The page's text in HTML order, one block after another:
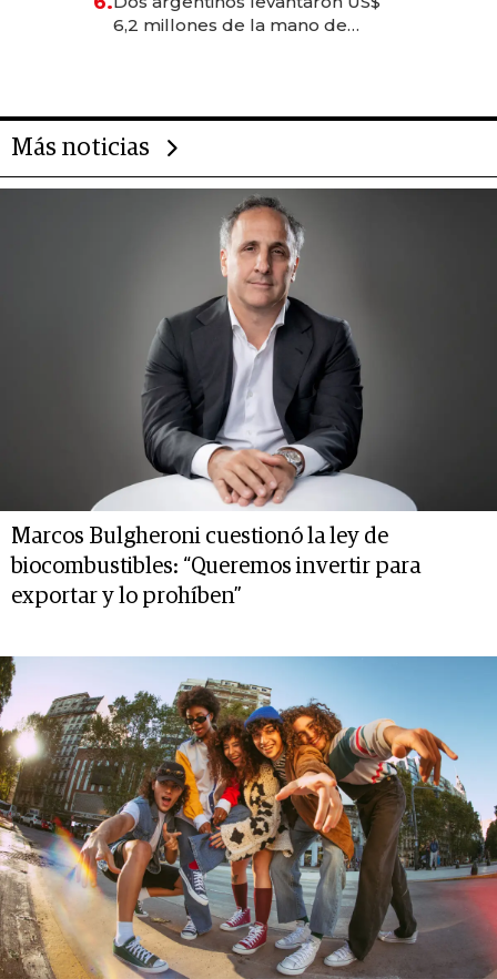
transformadoras
6,2 millones de la mano de
Más noticias
Marcos Bulgheroni cuestionó la ley de
biocombustibles: “Queremos invertir para
exportar y lo prohíben”